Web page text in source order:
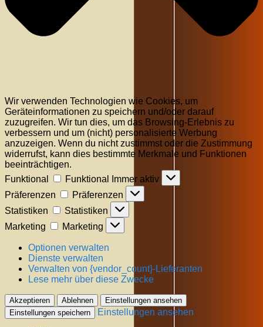
Wir verwenden Technologien wie Cookies, um
Geräteinformationen zu speichern und/oder darauf
zuzugreifen. Wir tun dies, um das Browsing-Erlebnis zu
verbessern und um (nicht) personalisierte Werbung
anzuzeigen. Wenn du nicht zustimmst oder die Zustimmung
widerrufst, kann dies bestimmte Merkmale und Funktionen
beeinträchtigen.
Funktional
Funktional
Immer aktiv
Präferenzen
Präferenzen
Statistiken
Statistiken
Marketing
Marketing
Optionen verwalten
Dienste verwalten
Verwalten von {vendor_count}-Lieferanten
Lese mehr über diese Zwecke
Akzeptieren Ablehnen
Einstellungen ansehen
Einstellungen speichern
Einstellungen ansehen